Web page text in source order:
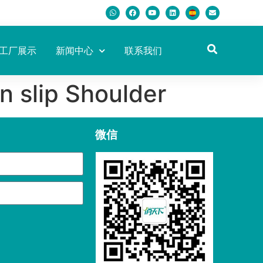
工厂展示 新闻中心 联系我们
slip Shoulder
微信